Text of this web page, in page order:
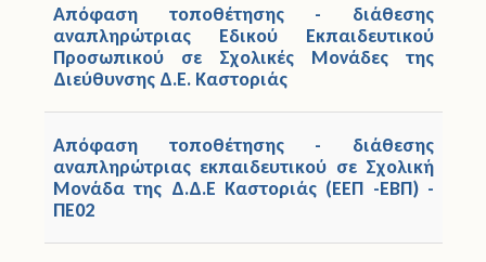
Έντυπα
Πολιτική Προστασία
Ηλεκτρονικές Υπηρεσίες
Επικοινωνία
Απόφαση τοποθέτησης - διάθεσης
αναπληρώτριας Εδικού Εκπαιδευτικού
Προσωπικού σε Σχολικές Μονάδες της
Διεύθυνσης Δ.E. Καστοριάς
Απόφαση τοποθέτησης - διάθεσης
αναπληρώτριας εκπαιδευτικού σε Σχολική
Μονάδα της Δ.Δ.Ε Καστοριάς (ΕΕΠ -ΕΒΠ) -
ΠΕ02